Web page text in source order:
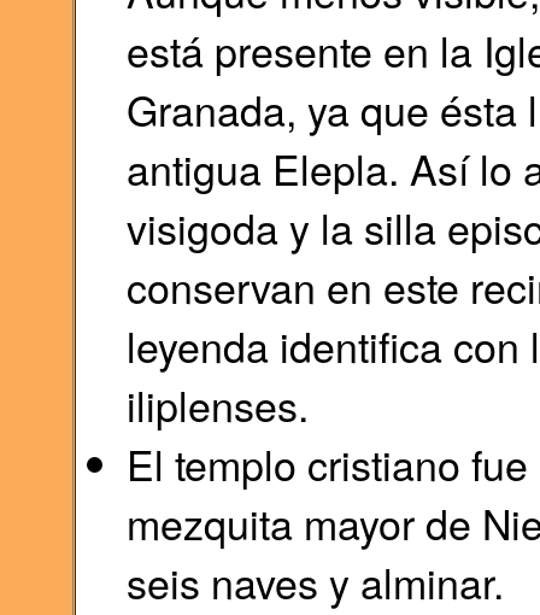
está presente en la
Granada, ya que
antigua Elepla. Así lo
visigoda y la silla
conservan en este
leyenda identifica
iliplenses.
El templo cristiano
mezquita mayor de
seis naves y alminar.